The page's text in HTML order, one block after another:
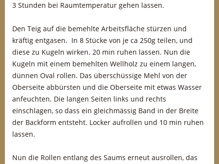
3 Stunden bei Raumtemperatur gehen lassen.
Den Teig auf die bemehlte Arbeitsfläche stürzen und
kräftig entgasen. In 8 Stücke von je ca 250g teilen, und
diese zu Kugeln wirken. 20 min ruhen lassen. Nun die
Kugeln mit einem bemehlten Wellholz zu einem langen,
dünnen Oval rollen. Das überschüssige Mehl von der
Oberseite abbürsten und die Oberseite mit etwas Wasser
anfeuchten. Die langen Seiten links und rechts
einschlagen, so dass ein gleichmässig Band in der Breite
der Backform entsteht. Locker aufrollen und 10 min ruhen
lassen.
Nun die Rollen entlang des Saums erneut ausrollen, das